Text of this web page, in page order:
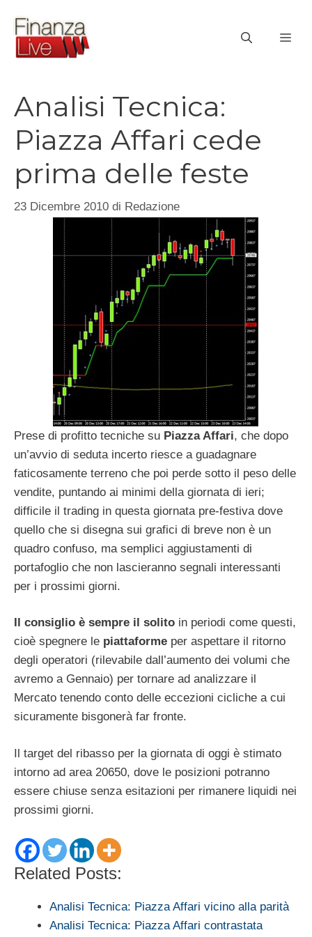
contenuto
Analisi Tecnica:
Piazza Affari cede
prima delle feste
23 Dicembre 2010 di Redazione
Prese di profitto tecniche su Piazza Affari, che dopo
un’avvio di seduta incerto riesce a guadagnare
faticosamente terreno che poi perde sotto il peso delle
vendite, puntando ai minimi della giornata di ieri;
difficile il trading in questa giornata pre-festiva dove
quello che si disegna sui grafici di breve non è un
quadro confuso, ma semplici aggiustamenti di
portafoglio che non lascieranno segnali interessanti
per i prossimi giorni.
Il consiglio è sempre il solito in periodi come questi,
cioè spegnere le piattaforme per aspettare il ritorno
degli operatori (rilevabile dall’aumento dei volumi che
avremo a Gennaio) per tornare ad analizzare il
Mercato tenendo conto delle eccezioni cicliche a cui
sicuramente bisgonerà far fronte.
Il target del ribasso per la giornata di oggi è stimato
intorno ad area 20650, dove le posizioni potranno
essere chiuse senza esitazioni per rimanere liquidi nei
prossimi giorni.
Related Posts:
Analisi Tecnica: Piazza Affari vicino alla parità
Analisi Tecnica: Piazza Affari contrastata